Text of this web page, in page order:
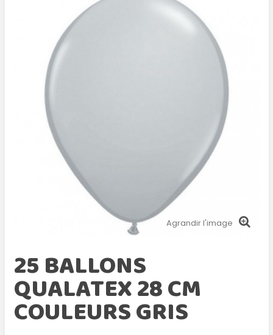
Agrandir l'image
25 BALLONS
QUALATEX 28 CM
COULEURS GRIS